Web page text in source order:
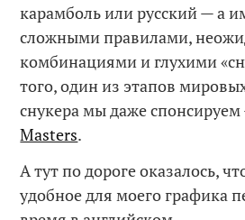
карамболь или русский — а
сложными правилами,
комбинациями и глухими
того, один из этапов
снукера мы даже
Masters.
А тут по дороге оказалось,
удобное для моего графика